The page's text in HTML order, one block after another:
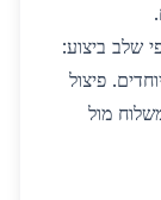
שלב ביצוע:
פיצול
מול